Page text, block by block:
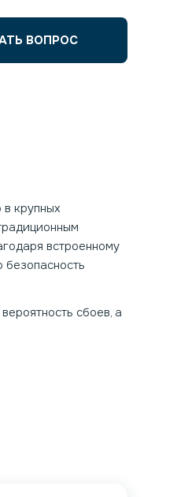
ВОПРОС
крупных
встроенному
сбоев, а